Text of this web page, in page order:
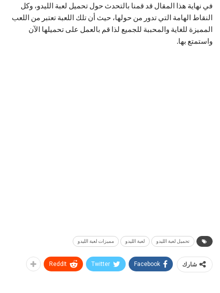
في نهاية هذا المقال قد قمنا بالتحدث حول تحميل لعبة الليدو، وكل
النقاط الهامة التي تدور من حولها، حيث أن تلك اللعبة تعتبر من اللعب
المميزة للغاية والمحببة للجميع لذا قم بالعمل على تحميلها الآن
واستمتع بها.
تحميل لعبة الليدو لعبة الليدو مميزات لعبة الليدو
شارك Facebook
Twitter
ReddIt